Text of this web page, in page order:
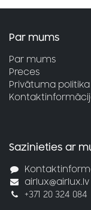
Par mums
Par mums
Preces
Privātuma politika
Sazinieties ar
airlux@airlux.lv
+371 20 324 084